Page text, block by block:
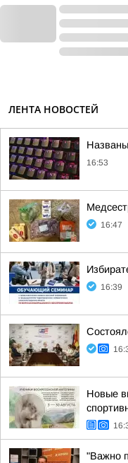
ЛЕНТА НОВОСТЕЙ
16:53
16:47
16:39
Новые
"Важно